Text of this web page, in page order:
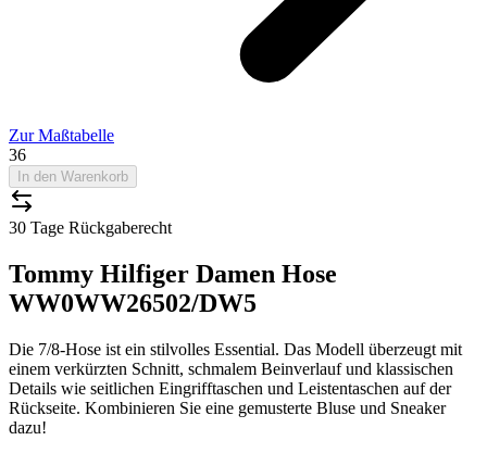
Zur Maßtabelle
36
In den Warenkorb
30 Tage Rückgaberecht
Tommy Hilfiger Damen Hose
WW0WW26502/DW5
Die 7/8-Hose ist ein stilvolles Essential. Das Modell überzeugt mit
einem verkürzten Schnitt, schmalem Beinverlauf und klassischen
Details wie seitlichen Eingrifftaschen und Leistentaschen auf der
Rückseite. Kombinieren Sie eine gemusterte Bluse und Sneaker
dazu!